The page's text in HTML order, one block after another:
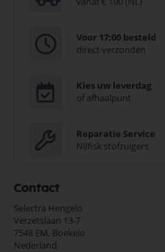
Voor 17:00 besteld
direct verzonden
Kies uw leverdag
of afhaalpunt
Reparatie Service
Nilfisk stofzuigers
Contact
Selectra Hengelo
Verzetslaan 13-7
7548 EM, Boekelo
Nederland